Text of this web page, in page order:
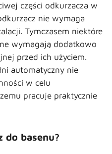
części odkurzacza w
nie wymaga
Tymczasem niektóre
wymagają dodatkowo
przed ich użyciem.
automatyczny nie
w celu
pracuje praktycznie
do basenu?